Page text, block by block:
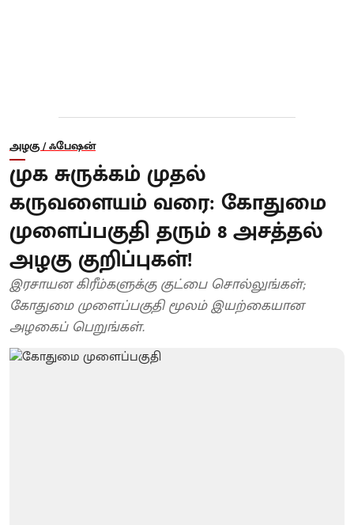
அழகு / ஃபேஷன்
முக சுருக்கம் முதல்
கருவளையம் வரை: கோதுமை
முளைப்பகுதி தரும் 8 அசத்தல்
அழகு குறிப்புகள்!
இரசாயன கிரீம்களுக்கு குட்பை சொல்லுங்கள்;
கோதுமை முளைப்பகுதி மூலம் இயற்கையான
அழகைப் பெறுங்கள்.